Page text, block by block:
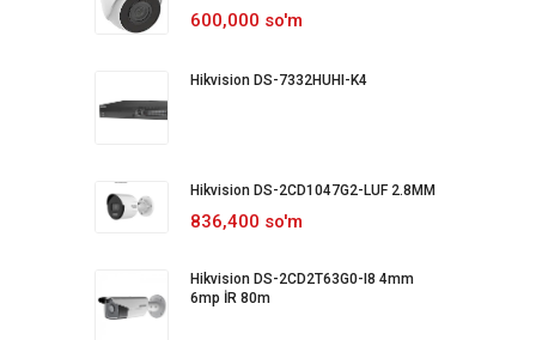
600,000 so'm
Hikvision DS-7332HUHI-K4
Hikvision DS-2CD1047G2-LUF 2.8MM
836,400 so'm
Hikvision DS-2CD2T63G0-I8 4mm
6mp İR 80m